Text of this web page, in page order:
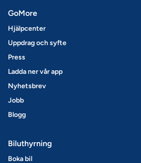
GoMore
Hjälpcenter
Uppdrag och syfte
Press
Ladda ner vår app
Nyhetsbrev
Jobb
Blogg
Biluthyrning
Boka bil